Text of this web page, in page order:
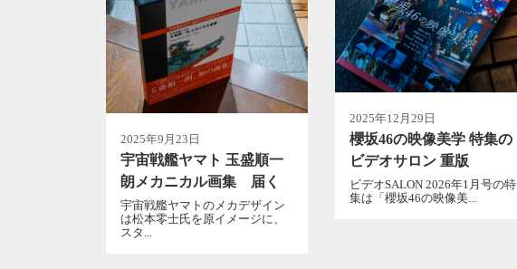
2025年12月29日
櫻坂46の映像美学 特集の
ビデオサロン 重版
ビデオSALON 2026年1月号の特
集は「櫻坂46の映像美...
2025年9月23日
宇宙戦艦ヤマト 玉盛順一
朗メカニカル画集 届く
宇宙戦艦ヤマトのメカデザイン
は松本零士氏を原イメージに、
スタ...